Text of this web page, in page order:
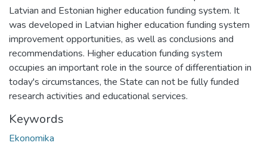
Latvian and Estonian higher education funding system. It
was developed in Latvian higher education funding system
improvement opportunities, as well as conclusions and
recommendations. Higher education funding system
occupies an important role in the source of differentiation in
today's circumstances, the State can not be fully funded
research activities and educational services.
Keywords
Ekonomika